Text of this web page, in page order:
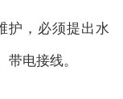
护，必须提出水
电接线。